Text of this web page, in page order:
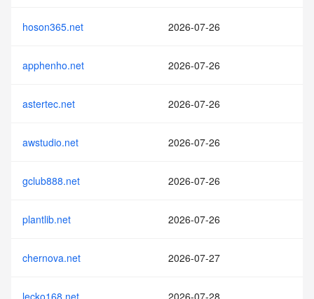
hoson365.net 2026-07-26
apphenho.net 2026-07-26
astertec.net 2026-07-26
awstudio.net 2026-07-26
gclub888.net 2026-07-26
plantlib.net 2026-07-26
chernova.net 2026-07-27
lecko168.net 2026-07-28